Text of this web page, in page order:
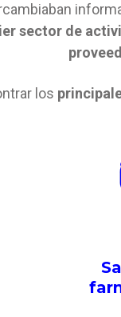
sector de
los